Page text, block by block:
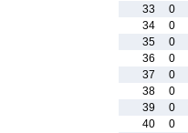
33
0
34
0
35
0
36
0
37
0
38
0
39
0
40
0